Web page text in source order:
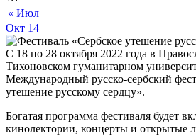
« Июл
Окт 14
С 18 по 28 октября 2022 года в
Тихоновском гуманитарном
Международный русско-сербский
утешение русскому сердцу».
Богатая программа фестиваля будет
кинолектории, концерты и открытые